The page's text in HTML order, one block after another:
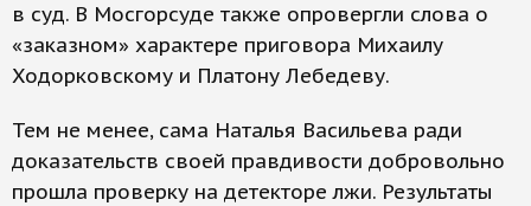
в суд. В Мосгорсуде также опровергли слова о
«заказном» характере приговора Михаилу
Ходорковскому и Платону Лебедеву.
Тем не менее, сама Наталья Васильева ради
доказательств своей правдивости добровольно
прошла проверку на детекторе лжи. Результаты